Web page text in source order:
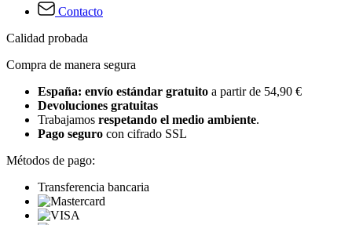
Contacto
Calidad probada
Compra de manera segura
España: envío estándar gratuito a partir de 54,90 €
Devoluciones gratuitas
Trabajamos respetando el medio ambiente.
Pago seguro con cifrado SSL
Métodos de pago:
Transferencia bancaria